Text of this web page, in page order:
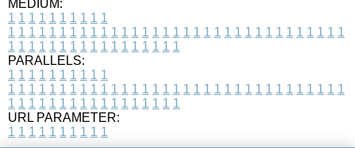
MEDIUM:
1 1 1 1 1 1 1 1 1 1
1 1 1 1 1 1 1 1 1 1 1 1 1 1 1 1 1 1 1 1 1 1 1 1 1 1 1 1 1 1 1 1 1
1 1 1 1 1 1 1 1 1 1 1 1 1 1 1 1 1
PARALLELS:
1 1 1 1 1 1 1 1 1 1
1 1 1 1 1 1 1 1 1 1 1 1 1 1 1 1 1 1 1 1 1 1 1 1 1 1 1 1 1 1 1 1 1
1 1 1 1 1 1 1 1 1 1 1 1 1 1 1 1 1
URL PARAMETER:
1 1 1 1 1 1 1 1 1 1